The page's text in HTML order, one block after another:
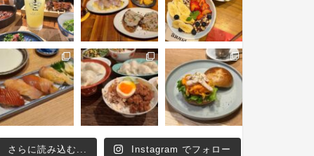
さらに読み込む... Instagram でフォロー